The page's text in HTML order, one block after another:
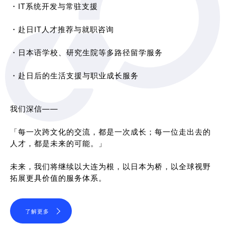
・IT系统开发与常驻支援
・赴日IT人才推荐与就职咨询
・日本语学校、研究生院等多路径留学服务
・赴日后的生活支援与职业成长服务
我们深信——
「每一次跨文化的交流，都是一次成长；每一位走出去的
人才，都是未来的可能。」
未来，我们将继续以大连为根，以日本为桥，以全球视野
拓展更具价值的服务体系。
了解更多